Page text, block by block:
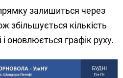
залишиться через
збільшується кількість
оновлюється графік руху.